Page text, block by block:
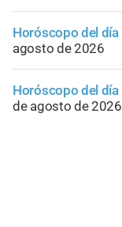
Horóscopo del día
agosto de 2026
Horóscopo del día
de agosto de 2026